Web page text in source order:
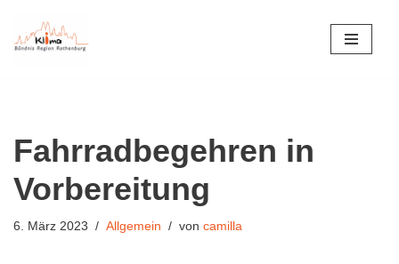
Zum
Fahrradbegehren in
Vorbereitung
6. März 2023 Allgemein von camilla